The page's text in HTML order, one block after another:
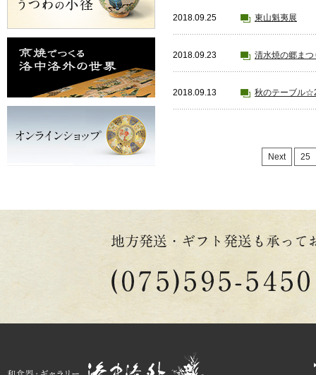
2018.09.25 東山魁夷展
2018.09.23 清水焼の郷ま
2018.09.13 秋のテーブル
Next 25